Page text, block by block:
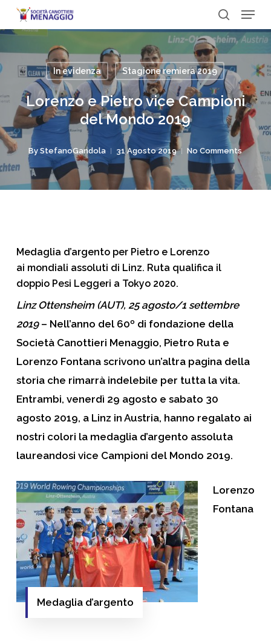
Skip
to
content
search
Menu
In evidenza Stagione remiera 2019
Lorenzo e Pietro vice Campioni
del Mondo 2019
By StefanoGandola 31 Agosto 2019 No Comments
Medaglia d’argento per Pietro e Lorenzo
ai mondiali assoluti di Linz. Ruta qualifica il
doppio Pesi Leggeri a Tokyo 2020.
Linz Ottensheim (AUT), 25 agosto/1 settembre
2019– Nell’anno del 60º di fondazione della
Società Canottieri Menaggio, Pietro Rutae
Lorenzo Fontanascrivono un’altra pagina della
storia che rimarrà indelebile per tutta la vita.
Entrambi, venerdì 29 agosto e sabato 30
agosto 2019, a Linz in Austria, hanno regalato ai
nostri colori la medaglia d’argento assoluta
laureandosi vice Campioni del Mondo 2019.
Medaglia d’argento
Lorenzo
Fontana
Close
Menu